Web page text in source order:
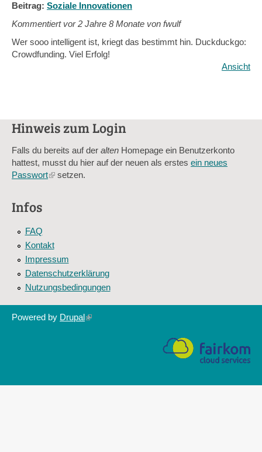
Beitrag: Soziale Innovationen
Kommentiert vor2 Jahre 8 Monate von fwulf
Wer sooo intelligent ist, kriegt das bestimmt hin. Duckduckgo:
Crowdfunding. Viel Erfolg!
Ansicht
Hinweis zum Login
Falls du bereits auf der alten Homepage ein Benutzerkonto
hattest, musst du hier auf der neuen als erstes ein neues
Passwort(linksetzen.
Infos
FAQ
Kontakt
Impressum
Datenschutzerklärung
Nutzungsbedingungen
Powered by Drupal(link